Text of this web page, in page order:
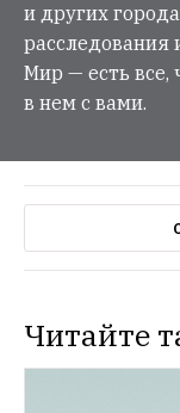
и других
расследования
Мир — есть все,
в нем с вами.
Читайте